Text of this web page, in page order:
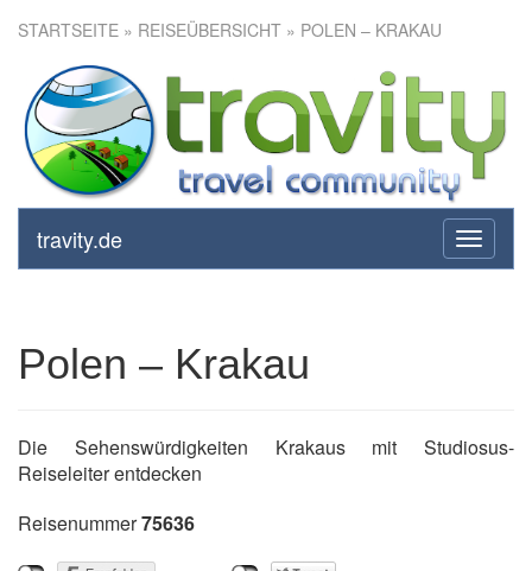
STARTSEITE » REISEÜBERSICHT » POLEN – KRAKAU
toggle
travity.de
Polen – Krakau
Polen – Krakau
Die Sehenswürdigkeiten Krakaus mit Studiosus-
Reiseleiter entdecken
Reisenummer75636